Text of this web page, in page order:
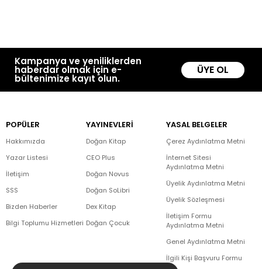
Kampanya ve yeniliklerden
haberdar olmak için e-
bültenimize kayıt olun.
ÜYE OL
POPÜLER
Hakkımızda
Yazar Listesi
İletişim
SSS
Bizden Haberler
Bilgi Toplumu Hizmetleri
YAYINEVLERİ
Doğan Kitap
CEO Plus
Doğan Novus
Doğan SoLibri
Dex Kitap
Doğan Çocuk
YASAL BELGELER
Çerez Aydınlatma Metni
İnternet Sitesi
Aydınlatma Metni
Üyelik Aydınlatma Metni
Üyelik Sözleşmesi
İletişim Formu
Aydınlatma Metni
Genel Aydınlatma Metni
İlgili Kişi Başvuru Formu